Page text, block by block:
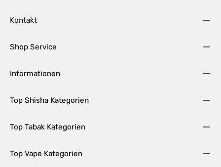
Kontakt
Shop Service
Informationen
Top Shisha Kategorien
Top Tabak Kategorien
Top Vape Kategorien